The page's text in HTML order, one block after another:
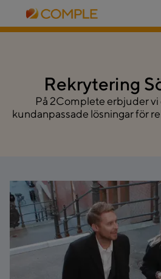
Rekrytering
På 2Complete erbjuder
kundanpassade lösningar för